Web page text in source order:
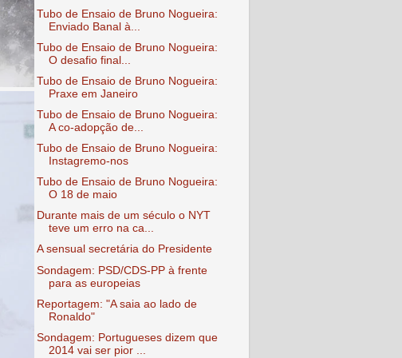
Tubo de Ensaio de Bruno Nogueira:
Enviado Banal à...
Tubo de Ensaio de Bruno Nogueira:
O desafio final...
Tubo de Ensaio de Bruno Nogueira:
Praxe em Janeiro
Tubo de Ensaio de Bruno Nogueira:
A co-adopção de...
Tubo de Ensaio de Bruno Nogueira:
Instagremo-nos
Tubo de Ensaio de Bruno Nogueira:
O 18 de maio
Durante mais de um século o NYT
teve um erro na ca...
A sensual secretária do Presidente
Sondagem: PSD/CDS-PP à frente
para as europeias
Reportagem: "A saia ao lado de
Ronaldo"
Sondagem: Portugueses dizem que
2014 vai ser pior ...